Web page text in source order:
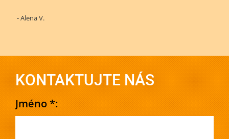
- Alena V.
KONTAKTUJTE NÁS
Jméno *: